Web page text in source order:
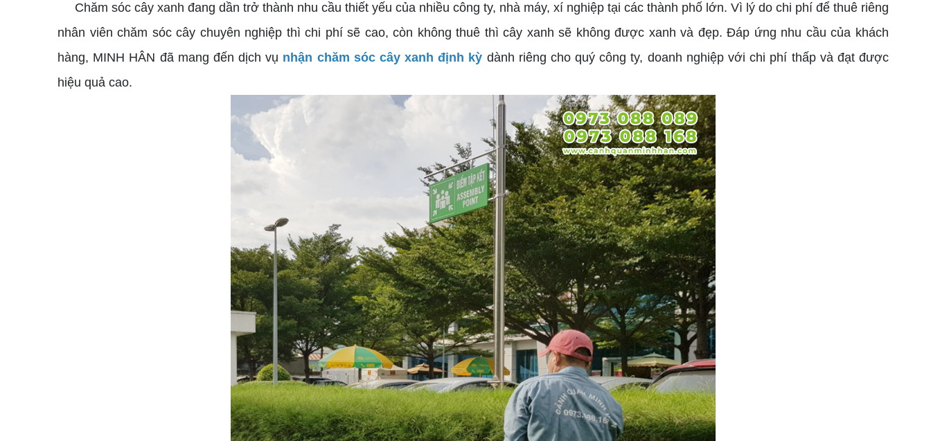
Chăm sóc cây xanh đang dần trở thành nhu cầu thiết yếu của nhiều công ty, nhà máy, xí nghiệp tại các thành phố lớn. Vì lý do chi phí để thuê riêng
nhân viên chăm sóc cây chuyên nghiệp thì chi phí sẽ cao, còn không thuê thì cây xanh sẽ không được xanh và đẹp. Đáp ứng nhu cầu của khách
hàng, MINH HÂN đã mang đến dịch vụ nhận chăm sóc cây xanh định kỳ dành riêng cho quý công ty, doanh nghiệp với chi phí thấp và đạt được
hiệu quả cao.